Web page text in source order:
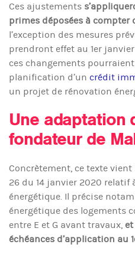
Ces ajustements
primes déposées à compter
l’exception des mesures
prendront effet au 1er
ces changements
planification d’un crédit
un projet de rénovation
Une adaptation
fondateur de
Concrètement, ce texte
26 du 14 janvier 2020
énergétique. Il précise
énergétique des logements
entre E et G avant travaux, et
échéances d’application au